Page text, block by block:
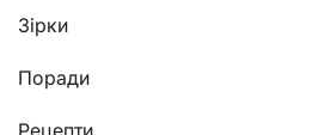
Зірки
Поради
Рецепти